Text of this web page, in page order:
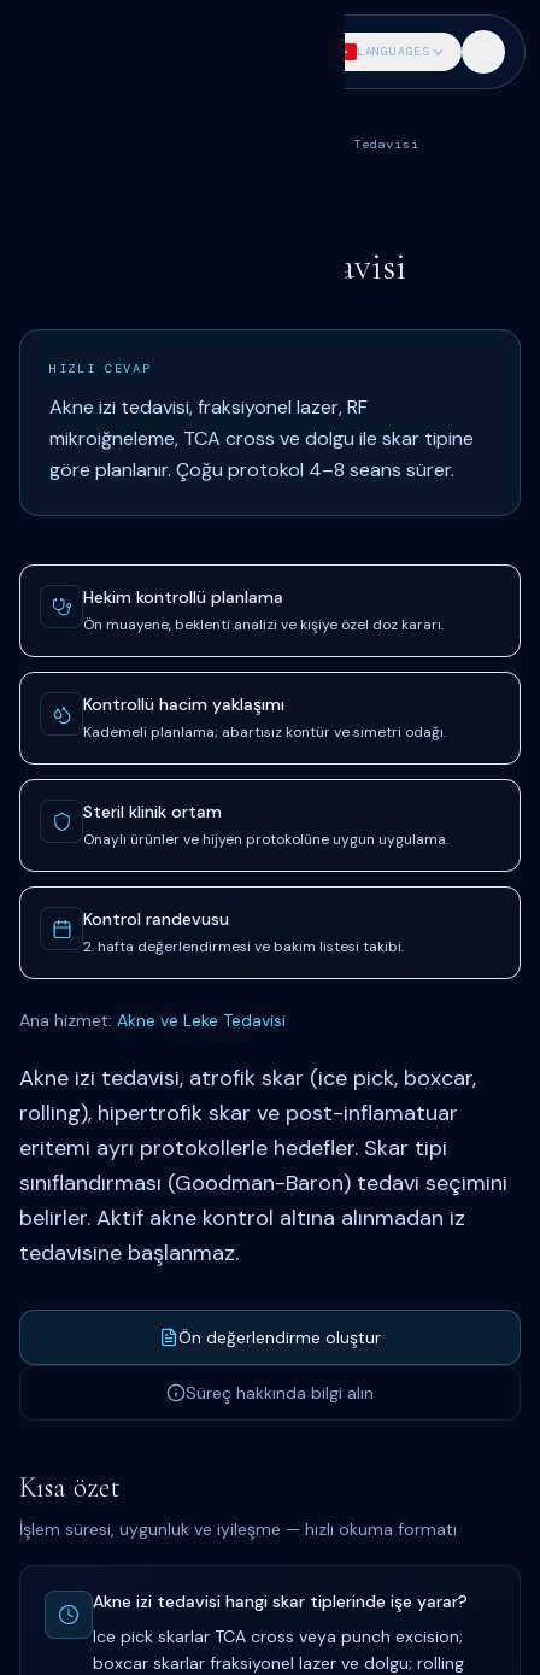
LANGUAGES
Akne ve Leke Tedavisi
Samsun Akne İzi Tedavisi
HIZLI CEVAP
Akne izi tedavisi, fraksiyonel lazer, RF
mikroiğneleme, TCA cross ve dolgu ile skar tipine
göre planlanır. Çoğu protokol 4–8 seans sürer.
Güven ve süreç sinyalleri
Hekim kontrollü planlama
Ön muayene, beklenti analizi ve kişiye özel doz kararı.
Kontrollü hacim yaklaşımı
Kademeli planlama; abartısız kontür ve simetri odağı.
Steril klinik ortam
Onaylı ürünler ve hijyen protokolüne uygun uygulama.
Kontrol randevusu
2. hafta değerlendirmesi ve bakım listesi takibi.
Ana hizmet: Akne ve Leke Tedavisi
Akne izi tedavisi, atrofik skar (ice pick, boxcar,
rolling), hipertrofik skar ve post-inflamatuar
eritemi ayrı protokollerle hedefler. Skar tipi
sınıflandırması (Goodman-Baron) tedavi seçimini
belirler. Aktif akne kontrol altına alınmadan iz
tedavisine başlanmaz.
Ön değerlendirme oluştur
Süreç hakkında bilgi alın
Kısa özet
İşlem süresi, uygunluk ve iyileşme — hızlı okuma formatı
Akne izi tedavisi hangi skar tiplerinde işe yarar?
Ice pick skarlar TCA cross veya punch excision;
boxcar skarlar fraksiyonel lazer ve dolgu; rolling